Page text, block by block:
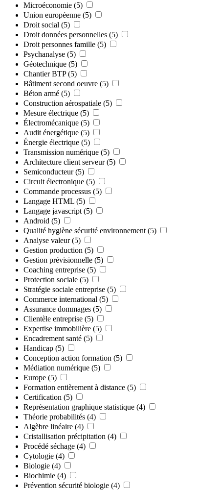
Microéconomie (5)
Union européenne (5)
Droit social (5)
Droit données personnelles (5)
Droit personnes famille (5)
Psychanalyse (5)
Géotechnique (5)
Chantier BTP (5)
Bâtiment second oeuvre (5)
Béton armé (5)
Construction aérospatiale (5)
Mesure électrique (5)
Électromécanique (5)
Audit énergétique (5)
Énergie électrique (5)
Transmission numérique (5)
Architecture client serveur (5)
Semiconducteur (5)
Circuit électronique (5)
Commande processus (5)
Langage HTML (5)
Langage javascript (5)
Android (5)
Qualité hygiène sécurité environnement (5)
Analyse valeur (5)
Gestion production (5)
Gestion prévisionnelle (5)
Coaching entreprise (5)
Protection sociale (5)
Stratégie sociale entreprise (5)
Commerce international (5)
Assurance dommages (5)
Clientèle entreprise (5)
Expertise immobilière (5)
Encadrement santé (5)
Handicap (5)
Conception action formation (5)
Médiation numérique (5)
Europe (5)
Formation entièrement à distance (5)
Certification (5)
Représentation graphique statistique (4)
Théorie probabilités (4)
Algèbre linéaire (4)
Cristallisation précipitation (4)
Procédé séchage (4)
Cytologie (4)
Biologie (4)
Biochimie (4)
Prévention sécurité biologie (4)